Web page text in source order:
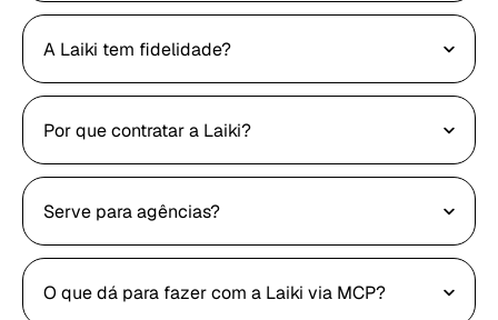
A Laiki tem fidelidade?
Por que contratar a Laiki?
Serve para agências?
O que dá para fazer com a Laiki via MCP?